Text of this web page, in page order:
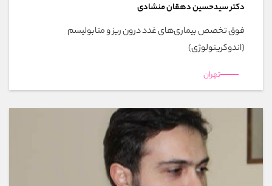
دکتر سیدحسین دهقان منشادی
فوق تخصص بیماری‌های غدد درون ریز و متابولیسم
(اندوکرینولوژی)
تهران